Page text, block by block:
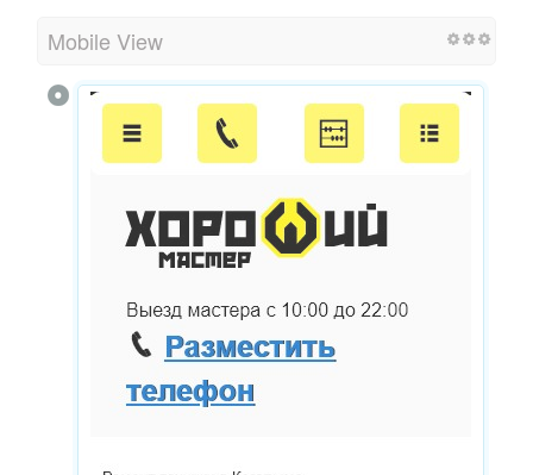
Mobile View